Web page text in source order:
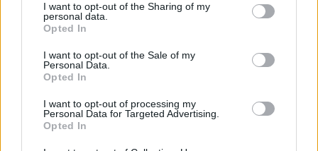
not limited to your visit or usage behaviour. You may click to
grant or deny consent to Google and its third-party tags to
use your data for below specified purposes in below Google
consent section.
I want to opt-out of the Sharing of my
personal data.
Opted In
I want to opt-out of the Sale of my
Personal Data.
Opted In
I want to opt-out of processing my
Personal Data for Targeted Advertising.
Opted In
I nostri cari